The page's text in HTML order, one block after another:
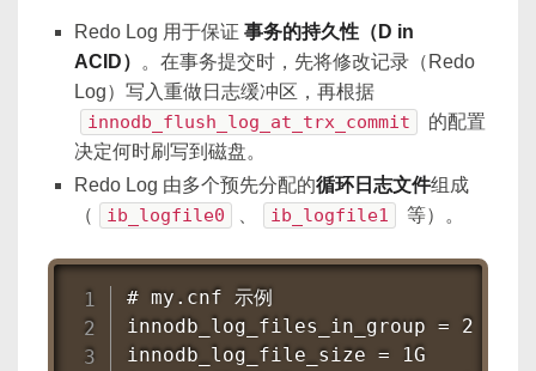
Redo Log 用于保证 事务的持久性（D in
ACID）
。在事务提交时，先将修改记录（Redo
Log）写入重做日志缓冲区，再根据
innodb_flush_log_at_trx_commit
的配置
决定何时刷写到磁盘。
Redo Log 由多个预先分配的循环日志文件组成
（
ib_logfile0 、 ib_logfile1 等）。
# my.cnf 示例
innodb_log_files_in_group = 2
innodb_log_file_size = 1G